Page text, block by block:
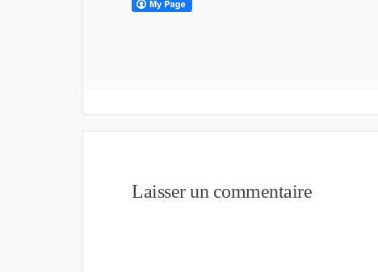
Laisser un commentaire